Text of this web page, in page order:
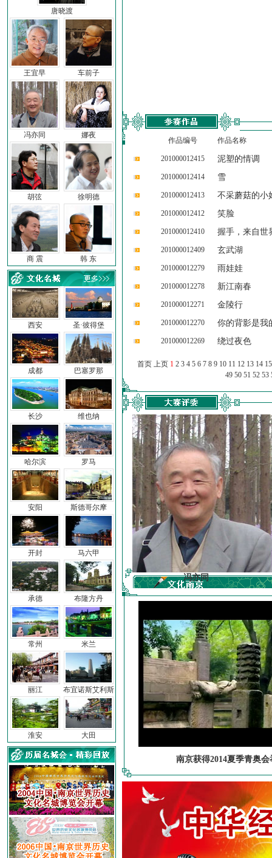
唐晓渡
王宜早 车前子
冯亦同 娜夜
胡弦 徐明德
商 震 韩 东
西安
成都
长沙
哈尔滨
安阳
开封
承德
常州
丽江
淮安
圣·彼得堡
巴塞罗那
维也纳
罗马
斯德哥尔摩
马六甲
布隆方丹
米兰
布宜诺斯艾利斯
大田
作品编号 作品名称
201000012415 泥塑的情调
201000012414 雪
201000012413 不采蘑菇的小
201000012412 笑脸
201000012410 握手，来自世
201000012409 玄武湖
201000012279 雨娃娃
201000012278 新江南春
201000012271 金陵行
201000012270 你的背影是我
201000012269 绕过夜色
首页 上页 1 2 3 4 5 6 7 8 9 10 11 12 13 14 15
49 50 51 52 53
前子 冯亦同
南京获得2014夏季青奥会